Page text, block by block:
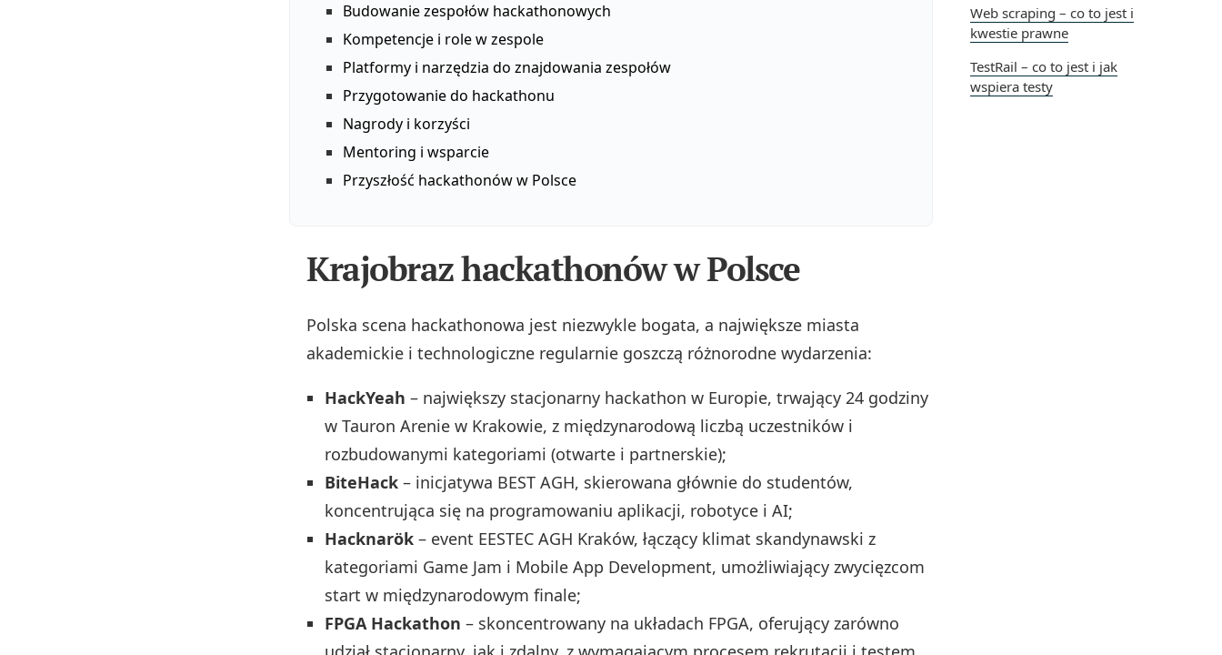
Web scraping – co to jest i
kwestie prawne
TestRail – co to jest i jak
wspiera testy
Budowanie zespołów hackathonowych
Kompetencje i role w zespole
Platformy i narzędzia do znajdowania zespołów
Przygotowanie do hackathonu
Nagrody i korzyści
Mentoring i wsparcie
Przyszłość hackathonów w Polsce
Krajobraz hackathonów w Polsce
Polska scena hackathonowa jest niezwykle bogata, a największe miasta
akademickie i technologiczne regularnie goszczą różnorodne wydarzenia:
HackYeah – największy stacjonarny hackathon w Europie, trwający 24 godziny
w Tauron Arenie w Krakowie, z międzynarodową liczbą uczestników i
rozbudowanymi kategoriami (otwarte i partnerskie);
BiteHack – inicjatywa BEST AGH, skierowana głównie do studentów,
koncentrująca się na programowaniu aplikacji, robotyce i AI;
Hacknarök – event EESTEC AGH Kraków, łączący klimat skandynawski z
kategoriami Game Jam i Mobile App Development, umożliwiający zwycięzcom
start w międzynarodowym finale;
FPGA Hackathon – skoncentrowany na układach FPGA, oferujący zarówno